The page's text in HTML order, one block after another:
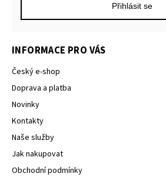
INFORMACE PRO VÁS
Český e-shop
Doprava a platba
Novinky
Kontakty
Naše služby
Jak nakupovat
Obchodní podmínky
Přihlásit se